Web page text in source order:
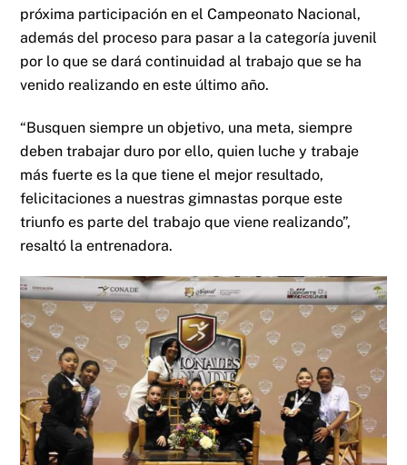
próxima participación en el Campeonato Nacional,
además del proceso para pasar a la categoría juvenil
por lo que se dará continuidad al trabajo que se ha
venido realizando en este último año.
“Busquen siempre un objetivo, una meta, siempre
deben trabajar duro por ello, quien luche y trabaje
más fuerte es la que tiene el mejor resultado,
felicitaciones a nuestras gimnastas porque este
triunfo es parte del trabajo que viene realizando”,
resaltó la entrenadora.